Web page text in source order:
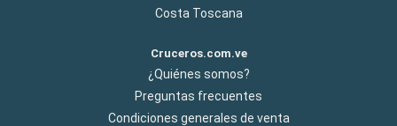
Costa Toscana
Cruceros.com.ve
¿Quiénes somos?
Preguntas frecuentes
Condiciones generales de venta